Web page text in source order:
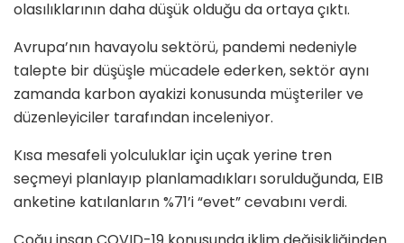
olasılıklarının daha düşük olduğu da ortaya çıktı.
Avrupa’nın havayolu sektörü, pandemi nedeniyle
talepte bir düşüşle mücadele ederken, sektör aynı
zamanda karbon ayakizi konusunda müşteriler ve
düzenleyiciler tarafından inceleniyor.
Kısa mesafeli yolculuklar için uçak yerine tren
seçmeyi planlayıp planlamadıkları sorulduğunda, EIB
anketine katılanların %71’i “evet” cevabını verdi.